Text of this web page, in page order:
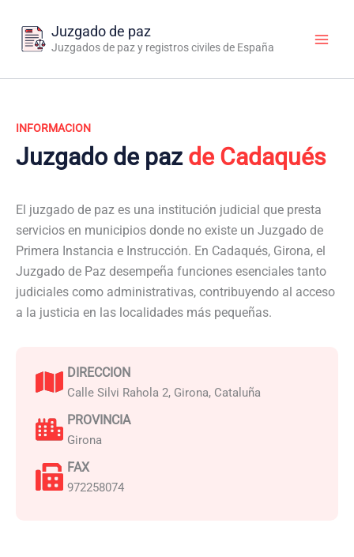
contenido
Juzgado de paz
Juzgados de paz y registros civiles de España
INFORMACION
Juzgado de paz de Cadaqués
El juzgado de paz es una institución judicial que presta
servicios en municipios donde no existe un Juzgado de
Primera Instancia e Instrucción. En Cadaqués, Girona, el
Juzgado de Paz desempeña funciones esenciales tanto
judiciales como administrativas, contribuyendo al acceso
a la justicia en las localidades más pequeñas.
DIRECCION
Calle Silvi Rahola 2, Girona, Cataluña
PROVINCIA
Girona
FAX
972258074